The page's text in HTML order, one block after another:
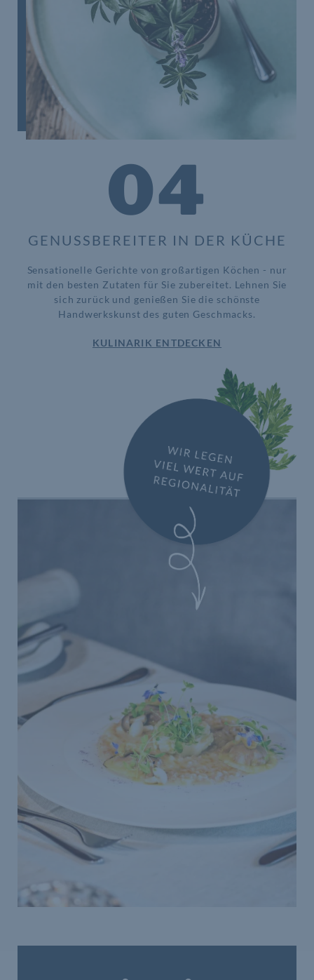
04
GENUSSBEREITER IN DER KÜCHE
Sensationelle Gerichte von großartigen Köchen - nur
mit den besten Zutaten für Sie zubereitet. Lehnen Sie
sich zurück und genießen Sie die schönste
Handwerkskunst des guten Geschmacks.
KULINARIK ENTDECKEN